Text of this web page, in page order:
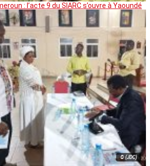
: l’acte 9 du SIARC s’ouvre à Yaoundé
© (JDC)